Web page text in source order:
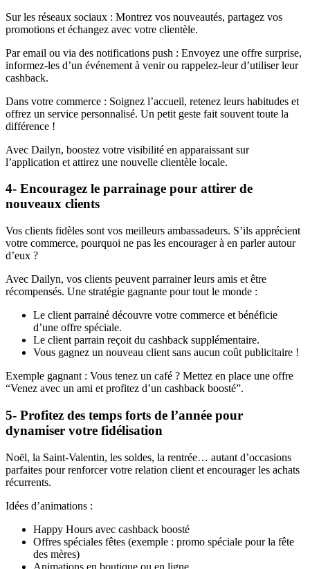
Sur les réseaux sociaux : Montrez vos nouveautés, partagez vos
promotions et échangez avec votre clientèle.
Par email ou via des notifications push : Envoyez une offre surprise,
informez-les d’un événement à venir ou rappelez-leur d’utiliser leur
cashback.
Dans votre commerce : Soignez l’accueil, retenez leurs habitudes et
offrez un service personnalisé. Un petit geste fait souvent toute la
différence !
Avec Dailyn, boostez votre visibilité en apparaissant sur
l’application et attirez une nouvelle clientèle locale.
4- Encouragez le parrainage pour attirer de
nouveaux clients
Vos clients fidèles sont vos meilleurs ambassadeurs. S’ils apprécient
votre commerce, pourquoi ne pas les encourager à en parler autour
d’eux ?
Avec Dailyn, vos clients peuvent parrainer leurs amis et être
récompensés. Une stratégie gagnante pour tout le monde :
Le client parrainé découvre votre commerce et bénéficie
d’une offre spéciale.
Le client parrain reçoit du cashback supplémentaire.
Vous gagnez un nouveau client sans aucun coût publicitaire !
Exemple gagnant : Vous tenez un café ? Mettez en place une offre
“Venez avec un ami et profitez d’un cashback boosté”.
5- Profitez des temps forts de l’année pour
dynamiser votre fidélisation
Noël, la Saint-Valentin, les soldes, la rentrée… autant d’occasions
parfaites pour renforcer votre relation client et encourager les achats
récurrents.
Idées d’animations :
Happy Hours avec cashback boosté
Offres spéciales fêtes (exemple : promo spéciale pour la fête
des mères)
Animations en boutique ou en ligne